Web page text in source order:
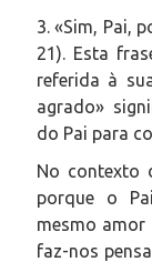
3. «Sim, Pai,
21). Esta
referida à
agrado»
do Pai para
No contexto
porque o
mesmo amor
faz-nos